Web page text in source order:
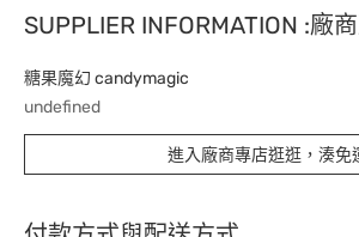
SUPPLIER INFORMATION :廠
糖果魔幻 candymagic
undefined
進入廠商專店逛逛，湊免